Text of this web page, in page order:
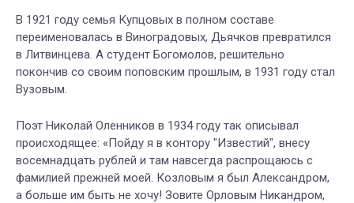
В 1921 году семья Купцовых в полном составе
переименовалась в Виноградовых, Дьячков превратился
в Литвинцева. А студент Богомолов, решительно
покончив со своим поповским прошлым, в 1931 году стал
Вузовым.
Поэт Николай Оленников в 1934 году так описывал
происходящее: «Пойду я в контору "Известий", внесу
восемнадцать рублей и там навсегда распрощаюсь с
фамилией прежней моей. Козловым я был Александром,
а больше им быть не хочу! Зовите Орловым Никандром,